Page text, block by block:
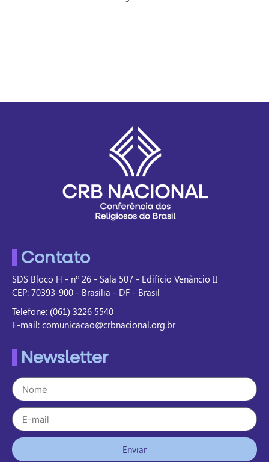
Contato
SDS Bloco H - nº 26 - Sala 507 - Edifício Venâncio II
CEP: 70393-900 - Brasília - DF - Brasil
Telefone: (061) 3226 5540
E-mail: comunicacao@crbnacional.org.br
Newsletter
Enviar